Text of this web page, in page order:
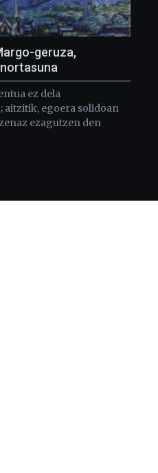
geruza,
ez dela
aitzitik, egoera solidoan
ezagutzen den